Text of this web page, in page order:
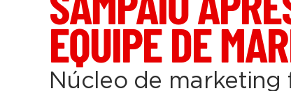
EQUIPE DE
Núcleo de marketing